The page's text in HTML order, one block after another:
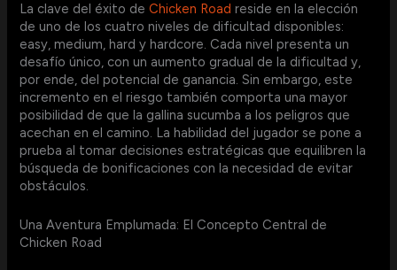
La clave del éxito deChicken Road reside en la elección
de uno de los cuatro niveles de dificultad disponibles:
easy, medium, hard y hardcore. Cada nivel presenta un
desafío único, con un aumento gradual de la dificultad y,
por ende, del potencial de ganancia. Sin embargo, este
incremento en el riesgo también comporta una mayor
posibilidad de que la gallina sucumba a los peligros que
acechan en el camino. La habilidad del jugador se pone a
prueba al tomar decisiones estratégicas que equilibren la
búsqueda de bonificaciones con la necesidad de evitar
obstáculos.
Una Aventura Emplumada: El Concepto Central de
Chicken Road